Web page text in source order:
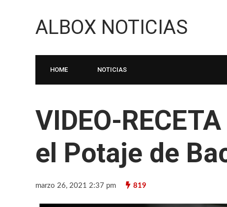
ALBOX NOTICIAS
HOME NOTICIAS
VIDEO-
el Potaje de
marzo 26, 2021 2:37 pm 819